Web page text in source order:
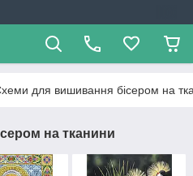
для вишивання бісером на
на тканини